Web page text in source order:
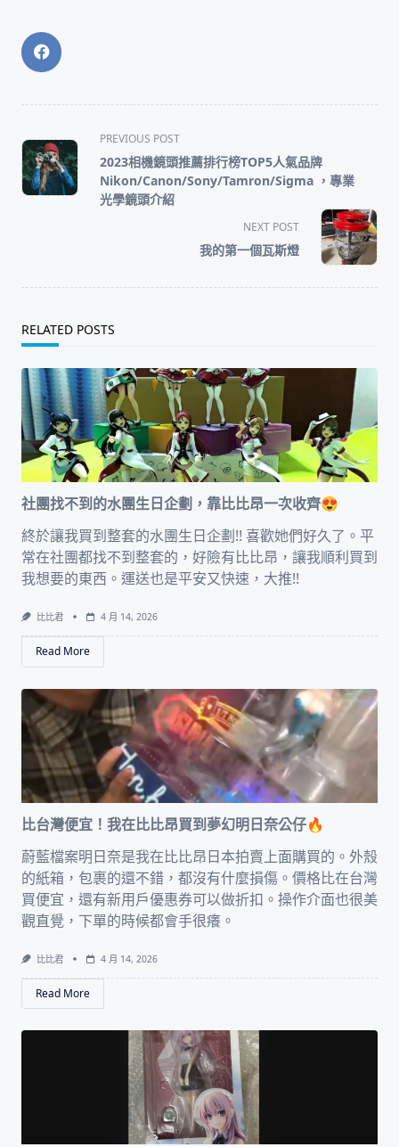
<span
class="nav-
subtitle
screen-
PREVIOUS POST
2023相機鏡頭推薦排行榜TOP5人氣品牌
Nikon/Canon/Sony/Tamron/Sigma ，專業
光學鏡頭介紹
NEXT POST
我的第一個瓦斯燈
RELATED POSTS
社團找不到的水團生日企劃，靠比比昂一次收齊😍
終於讓我買到整套的水團生日企劃!! 喜歡她們好久了。平
常在社團都找不到整套的，好險有比比昂，讓我順利買到
我想要的東西。運送也是平安又快速，大推!!
比比君 4 月 14, 2026
Read More
比台灣便宜！我在比比昂買到夢幻明日奈公仔🔥
蔚藍檔案明日奈是我在比比昂日本拍賣上面購買的。外殼
的紙箱，包裹的還不錯，都沒有什麼損傷。價格比在台灣
買便宜，還有新用戶優惠券可以做折扣。操作介面也很美
觀直覺，下單的時候都會手很癢。
比比君 4 月 14, 2026
Read More